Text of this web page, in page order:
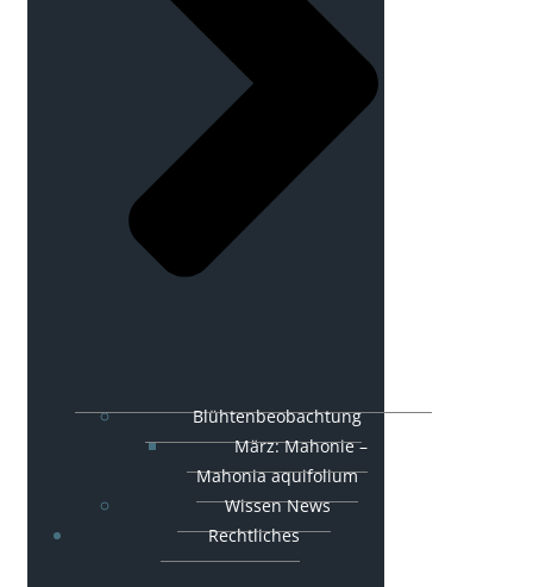
Blühtenbeobachtung
März: Mahonie –
Mahonia aquifolium
Wissen News
Rechtliches